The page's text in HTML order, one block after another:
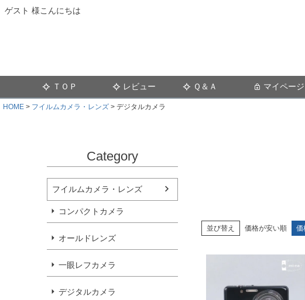
ゲスト 様こんにちは
ＴＯＰ レビュー Ｑ＆Ａ マイページ
HOME フイルムカメラ・レンズ デジタルカメラ
Category
フイルムカメラ・レンズ
コンパクトカメラ
オールドレンズ
一眼レフカメラ
デジタルカメラ
並び替え 価格が安い順 価